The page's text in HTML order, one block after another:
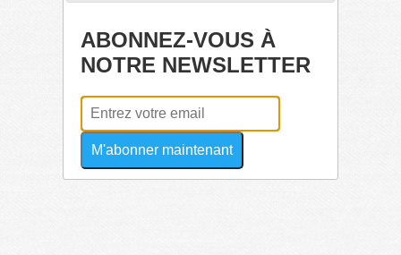
ABONNEZ-VOUS À
NOTRE NEWSLETTER
M'abonner maintenant